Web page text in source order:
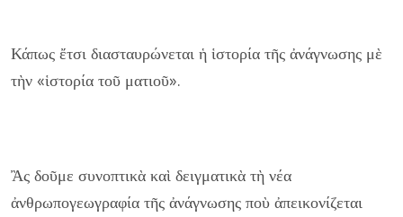
Κάπως ἔτσι διασταυρώνεται ἡ ἱστορία τῆς ἀνάγνωσης μὲ
τὴν «ἱστορία τοῦ ματιοῦ».
Ἂς δοῦμε συνοπτικὰ καὶ δειγματικὰ τὴ νέα
ἀνθρωπογεωγραφία τῆς ἀνάγνωσης ποὺ ἀπεικονίζεται